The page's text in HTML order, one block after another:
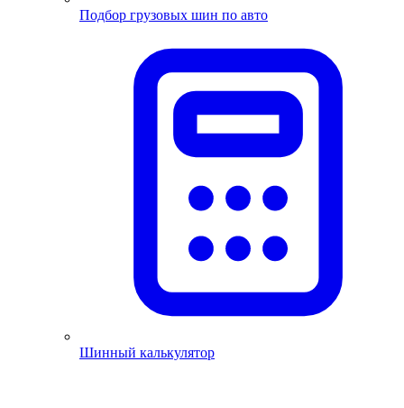
Подбор грузовых шин по авто
Шинный калькулятор